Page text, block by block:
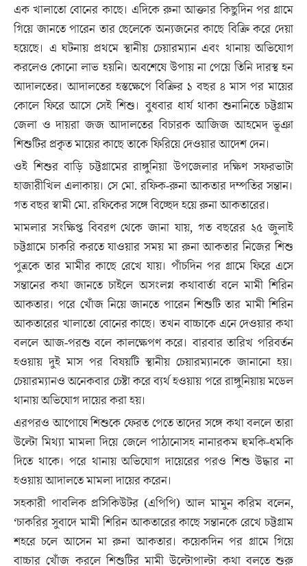
এক খালাতো বোনের কাছে। এদিকে রুনা আক্তার কিছুদিন পর গ্রামে
গিয়ে জানতে পারেন তার ছেলেকে অন্যজনের কাছে বিক্রি করে দেয়া
হয়েছে। এ ঘটনায় প্রথমে স্থানীয় চেয়ারম্যান এবং থানায় অভিযোগ
করলেও কোনো লাভ হয়নি। অবশেষে উপায় না পেয়ে তিনি দারস্থ হন
আদালতের। আদালতের হস্তক্ষেপে বিক্রির ১ বছর ৪ মাস পর মায়ের
কোলে ফিরে আসে সেই শিশু। বুধবার ধার্য থাকা শুনানিতে চট্টগ্রাম
জেলা ও দায়রা জজ আদালতের বিচারক আজিজ আহমেদ ভূঞা
শিশুটির প্রকৃত মায়ের কাছে তাকে ফিরিয়ে দেওয়ার আদেশ দেন।
ওই শিশুর বাড়ি চট্টগ্রামের রাঙ্গুনিয়া উপজেলার দক্ষিণ সফরভাটা
হাজারীখিল এলাকায়। সে মো. রফিক-রুনা আকতার দম্পতির সন্তান।
গত বছর স্বামী মো. রফিকের সঙ্গে বিচ্ছেদ হয়ে রুনা আকতারের।
মামলার সংক্ষিপ্ত বিবরণ থেকে জানা যায়, গত বছরের ২৫ জুলাই
চট্টগ্রামে চাকরি করতে যাওয়ার সময় মা রুনা আকতার নিজের শিশু
পুত্রকে তার মামীর কাছে রেখে যায়। পাঁচদিন পর গ্রামে ফিরে এসে
সন্তানের কথা জানতে চাইলে অসংলগ্ন কথাবার্তা বলে মামী শিরিন
আকতার। পরে খোঁজ নিয়ে জানতে পারেন শিশুটি তার মামী শিরিন
আকতারের খালাতো বোনের কাছে। তখন বাচ্চাকে এনে দেওয়ার কথা
বললে আজ-পরশু বলে কালক্ষেপণ করে। বারবার তারিখ পরিবর্তন
হওয়ায় দুই মাস পর বিষয়টি স্থানীয় চেয়ারম্যানকে জানানো হয়।
চেয়ারম্যানও অনেকবার চেষ্টা করে ব্যর্থ হওয়ায় পরে রাঙ্গুনিয়ায় মডেল
থানায় অভিযোগ দায়ের করা হয়।
এরপরও আপোষে শিশুকে ফেরত পেতে তাদের সঙ্গে কথা বললে তারা
উল্টো মিথ্যা মামলা দিয়ে জেলে পাঠানোসহ নানারকম হুমকি-ধমকি
দিতে থাকে। পরে থানায় অভিযোগ দায়েরের পরও শিশু উদ্ধার না
হওয়ায় আদালতে মামলা দায়ের করেন।
সহকারী পাবলিক প্রসিকিউটর (এপিপি) আল মামুন করিম বলেন,
‘চাকরির সুবাদে মামী শিরিন আকতারের কাছে সন্তানকে রেখে চট্টগ্রাম
শহরে চলে আসেন মা রুনা আকতার। কয়েকদিন পর গ্রামে গিয়ে
বাচ্চার খোঁজ করলে শিশুটির মামী উল্টোপাল্টা কথা বলতে শুরু